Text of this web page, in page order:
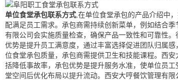
单位食堂承包联系方式,在单位食堂承包的产品介绍中
配满足员工需求。承包商需持续创新菜单，例如结合
有限公司会实施质量检查，确保产品一致性和可靠性
优势是提升员工满意度，通过丰富选择促进团队归属
位食堂承包质量，承包商需提供卫生和技能课程。西
括降低事故率，承包优势是提升服务水准，使单位员
堂空间后优化布局以提升流动。西安大哼餐饮管理有